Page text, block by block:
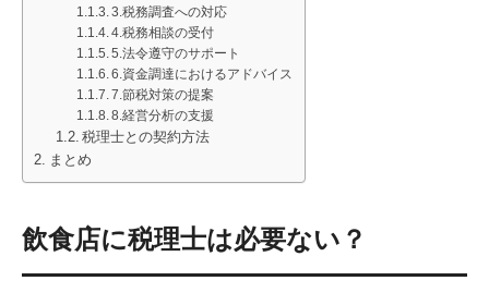
3.税務調査への対応
4.税務相談の受付
5.法令遵守のサポート
6.資金調達におけるアドバイス
7.節税対策の提案
8.経営分析の支援
税理士との契約方法
まとめ
飲食店に税理士は必要ない？